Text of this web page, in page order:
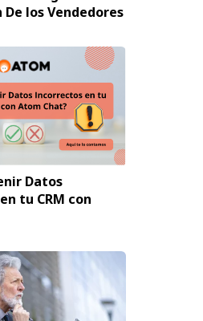
los Vendedores
Datos
tu CRM con